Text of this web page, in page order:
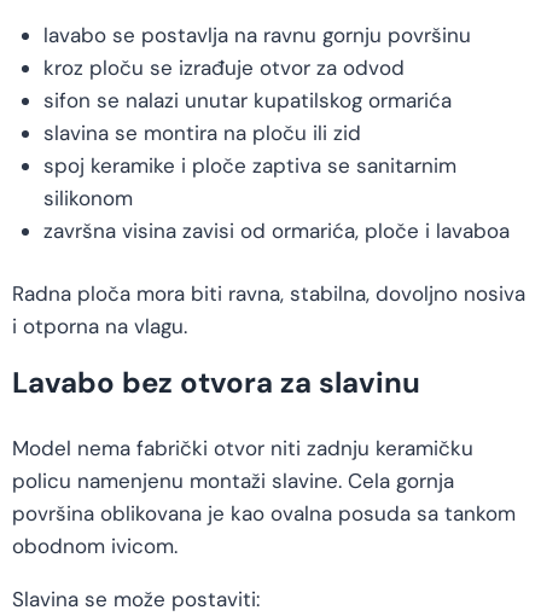
lavabo se postavlja na ravnu gornju površinu
kroz ploču se izrađuje otvor za odvod
sifon se nalazi unutar kupatilskog ormarića
slavina se montira na ploču ili zid
spoj keramike i ploče zaptiva se sanitarnim
silikonom
završna visina zavisi od ormarića, ploče i lavaboa
Radna ploča mora biti ravna, stabilna, dovoljno nosiva
i otporna na vlagu.
Lavabo bez otvora za slavinu
Model nema fabrički otvor niti zadnju keramičku
policu namenjenu montaži slavine. Cela gornja
površina oblikovana je kao ovalna posuda sa tankom
obodnom ivicom.
Slavina se može postaviti: